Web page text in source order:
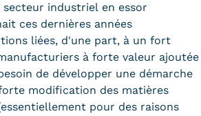
parcours
en présentiel
industriel en essor
ces dernières années
liées, d'une part, à un fort
à forte valeur ajoutée
de développer une démarche
modification des matières
pour des raisons